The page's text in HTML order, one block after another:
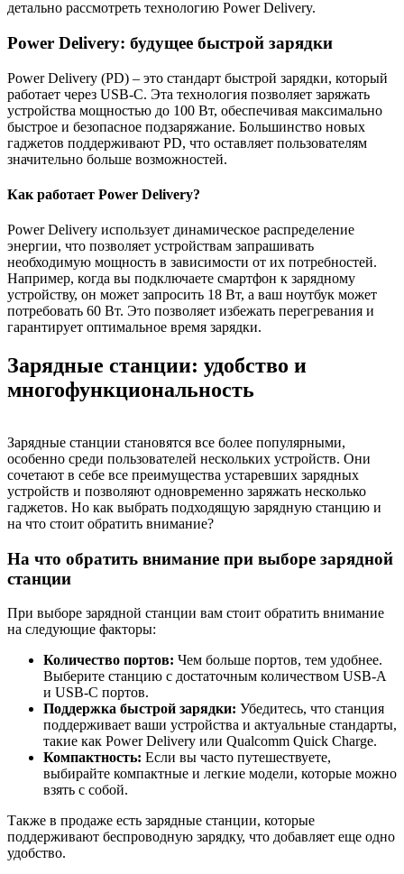
детально рассмотреть технологию Power Delivery.
Power Delivery: будущее быстрой зарядки
Power Delivery (PD) – это стандарт быстрой зарядки, который
работает через USB-C. Эта технология позволяет заряжать
устройства мощностью до 100 Вт, обеспечивая максимально
быстрое и безопасное подзаряжание. Большинство новых
гаджетов поддерживают PD, что оставляет пользователям
значительно больше возможностей.
Как работает Power Delivery?
Power Delivery использует динамическое распределение
энергии, что позволяет устройствам запрашивать
необходимую мощность в зависимости от их потребностей.
Например, когда вы подключаете смартфон к зарядному
устройству, он может запросить 18 Вт, а ваш ноутбук может
потребовать 60 Вт. Это позволяет избежать перегревания и
гарантирует оптимальное время зарядки.
Зарядные станции: удобство и
многофункциональность
Зарядные станции становятся все более популярными,
особенно среди пользователей нескольких устройств. Они
сочетают в себе все преимущества устаревших зарядных
устройств и позволяют одновременно заряжать несколько
гаджетов. Но как выбрать подходящую зарядную станцию и
на что стоит обратить внимание?
На что обратить внимание при выборе зарядной
станции
При выборе зарядной станции вам стоит обратить внимание
на следующие факторы:
Количество портов: Чем больше портов, тем удобнее.
Выберите станцию с достаточным количеством USB-A
и USB-C портов.
Поддержка быстрой зарядки: Убедитесь, что станция
поддерживает ваши устройства и актуальные стандарты,
такие как Power Delivery или Qualcomm Quick Charge.
Компактность: Если вы часто путешествуете,
выбирайте компактные и легкие модели, которые можно
взять с собой.
Также в продаже есть зарядные станции, которые
поддерживают беспроводную зарядку, что добавляет еще одно
удобство.